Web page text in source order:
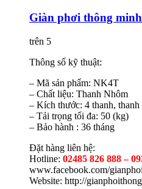
Giàn phơi thông
trên 5
Thông số kỹ thuật:
– Mã sản phẩm: NK4T
– Chất liệu: Thanh Nhôm
– Kích thước: 4 thanh, thanh
– Tải trọng tối đa: 50 (kg)
– Bảo hành : 36 tháng
Đặt hàng liên hệ:
Hotline: 02485 826 888 –
www.facebook.com/
Website: http://